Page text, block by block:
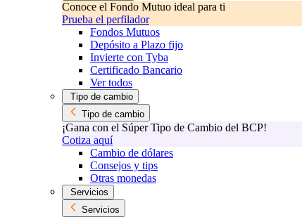
Conoce el Fondo Mutuo ideal para ti
Prueba el perfilador
Fondos Mutuos
Depósito a Plazo fijo
Invierte con Tyba
Certificado Bancario
Ver todos
Tipo de cambio
Tipo de cambio
¡Gana con el Súper Tipo de Cambio del BCP!
Cotiza aquí
Cambio de dólares
Consejos y tips
Otras monedas
Servicios
Servicios